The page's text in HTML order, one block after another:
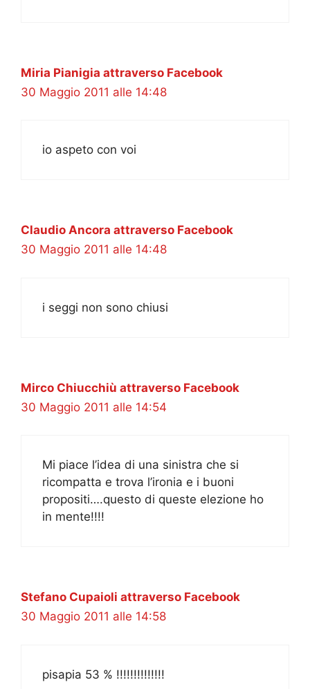
Miria Pianigia attraverso Facebook
30 Maggio 2011 alle 14:48
io aspeto con voi
Claudio Ancora attraverso Facebook
30 Maggio 2011 alle 14:48
i seggi non sono chiusi
Mirco Chiucchiù attraverso Facebook
30 Maggio 2011 alle 14:54
Mi piace l’idea di una sinistra che si
ricompatta e trova l’ironia e i buoni
propositi….questo di queste elezione ho
in mente!!!!
Stefano Cupaioli attraverso Facebook
30 Maggio 2011 alle 14:58
pisapia 53 % !!!!!!!!!!!!!!